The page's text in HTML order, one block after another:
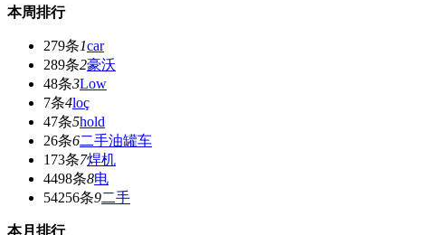
本周排行
279条1car
289条2豪沃
48条3Low
7条4loç
47条5hold
26条6二手油罐车
173条7焊机
4498条8电
54256条9二手
本月排行